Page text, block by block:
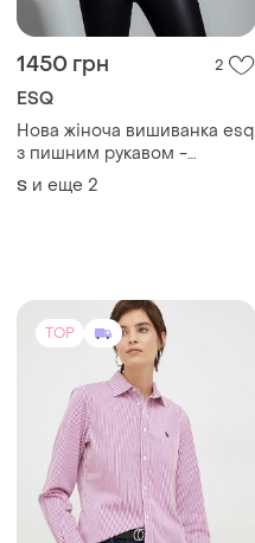
1450 грн 2
ESQ
Нова жіноча вишиванка esq
з пишним рукавом -
троянда
S и еще 2
TOP